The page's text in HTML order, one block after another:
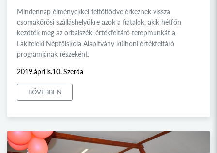
Mindennap élményekkel feltöltődve érkeznek vissza
csomakőrösi szálláshelyükre azok a fiatalok, akik hétfőn
kezdték meg az orbaiszéki értékfeltáró terepmunkát a
Lakiteleki Népfőiskola Alapítvány külhoni értékfeltáró
programjának részeként.
2019.április.10. Szerda
BŐVEBBEN